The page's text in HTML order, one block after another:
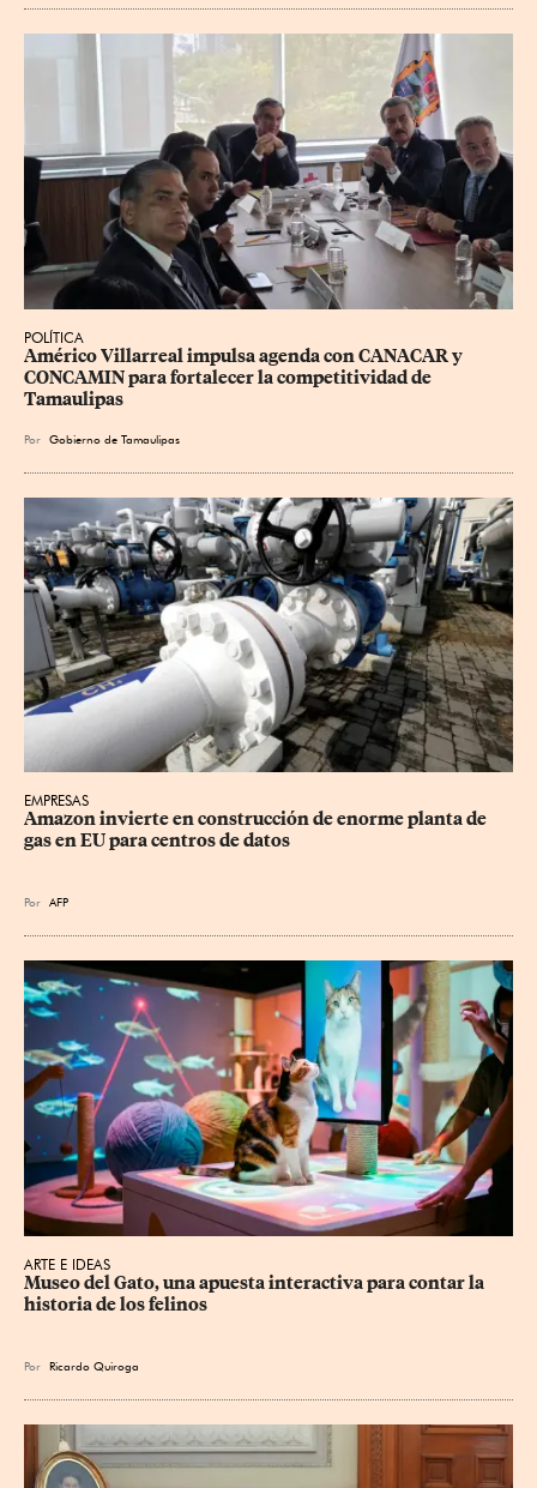
POLÍTICA
Américo Villarreal impulsa agenda con CANACAR y
CONCAMIN para fortalecer la competitividad de
Tamaulipas
Por Gobierno de Tamaulipas
EMPRESAS
Amazon invierte en construcción de enorme planta de
gas en EU para centros de datos
Por AFP
ARTE E IDEAS
Museo del Gato, una apuesta interactiva para contar la
historia de los felinos
Por Ricardo Quiroga